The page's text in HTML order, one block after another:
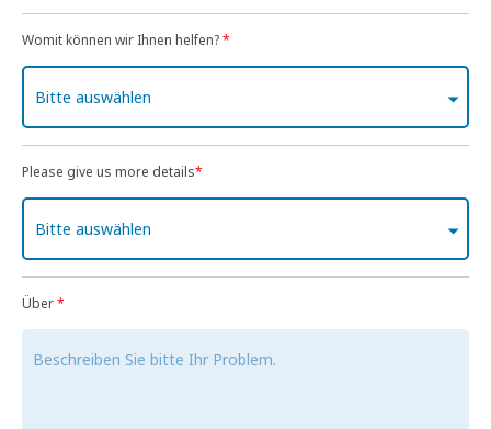
Womit können wir Ihnen helfen?*
Bitte auswählen
Please give us more details*
Bitte auswählen
Über*